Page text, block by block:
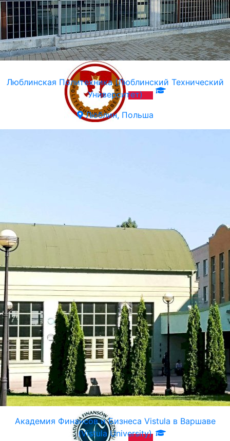
Люблинская Политехника (Люблинский Технический
Университет)
Люблин, Польша
Академия Финансов и Бизнеса Vistula в Варшаве
(Vistula University)